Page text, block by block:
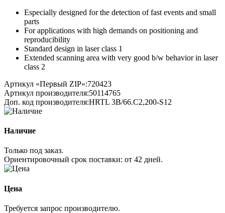
Especially designed for the detection of fast events and small
parts
For applications with high demands on positioning and
reproducibility
Standard design in laser class 1
Extended scanning area with very good b/w behavior in laser
class 2
Артикул «Первый ZIP»:720423
Артикул производителя:50114765
Доп. код производителя:HRTL 3B/66.C2,200-S12
Наличие
Только под заказ.
Ориентировочный срок поставки: от 42 дней.
Цена
Требуется запрос производителю.